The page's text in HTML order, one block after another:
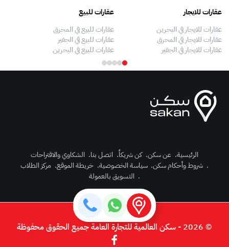
عقارات للايجار
عقارات للايجار في البحرين
عقارات للايجار في المحرق
عقارات للايجار في الجفير
عقارات للبيع
عقارات للبيع في المحرق
عقارات للبيع في الجفير
عقارات للبيع في البحرين
الرئيسية. عن سكن. كن شريكاً. اتصل بنا. الشكاوي والاقتراحات
. شروط وأحكام سكن. سياسة الخصوصية. خريطة الموقع. مركز الطلاب
. التسويق بالعمولة
© 2026 - سكن العالمية للتجارة العامة جميع الحقوق محفوظة